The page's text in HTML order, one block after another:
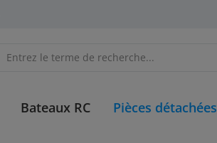
Bateaux RC Pièces détachées